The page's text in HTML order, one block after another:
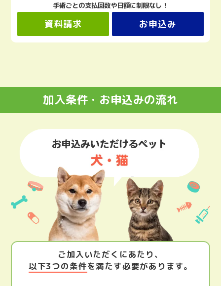
手術ごとの支払回数や日額に制限なし！
資料請求 お申込み
加入条件・お申込みの流れ
ご加入いただくにあたり、
以下3つの条件を満たす必要があります。